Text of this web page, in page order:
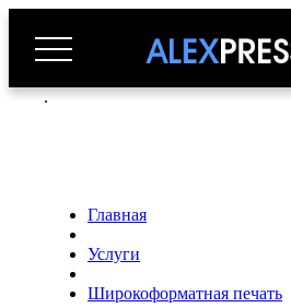
.
Главная
Услуги
Широкоформатная печать